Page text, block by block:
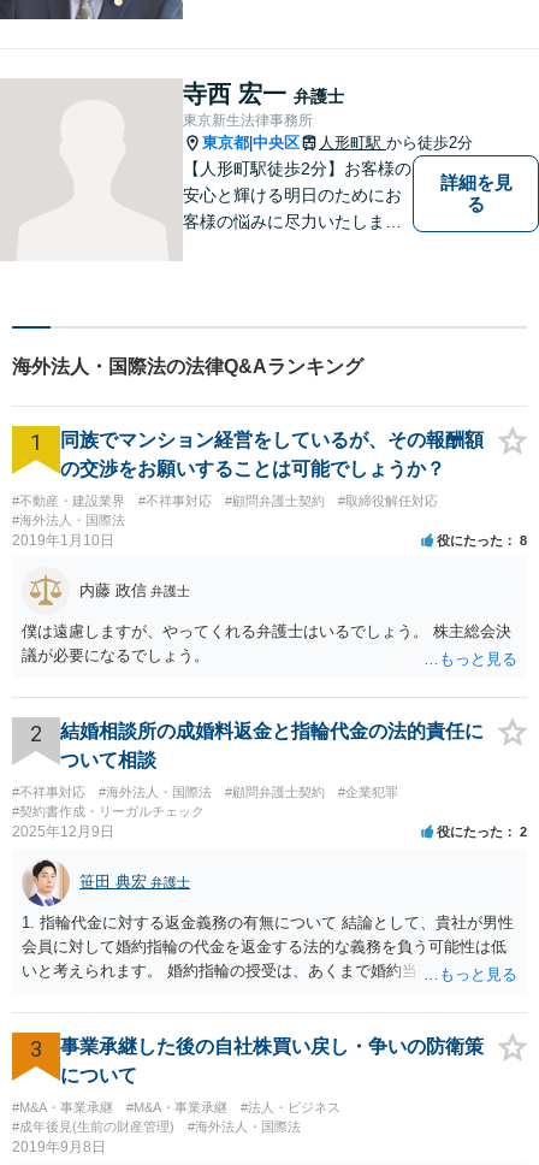
に真摯に向き合い最後までサ
ポート。性別・年齢問わず、
お気軽にご相談ください【八
丁堀駅徒歩2分】
寺西 宏一 弁護士
東京新生法律事務所
東京都 中央区 人形町駅 から徒歩2分
【人形町駅徒歩2分】お客様の
安心と輝ける明日のためにお
客様の悩みに尽力いたしま
が解決することはありませ
ん。 お気軽にご相談くださ
い。
詳細を見
る
海外法人・国際法の法律Q&Aランキング
1
同族でマンション経営をしているが、その報酬額
の交渉をお願いすることは可能でしょうか？
#不動産・建設業界 #不祥事対応 #顧問弁護士契約
#取締役解任対応
#海外法人・国際法
2019年1月10日 役にたった 8
内藤 政信 弁護士
僕は遠慮しますが、やってくれる弁護士はいるでしょう。 株主総会決
議が必要になるでしょう。
2
結婚相談所の成婚料返金と指輪代金の法的責任に
ついて相談
#不祥事対応 #海外法人・国際法 #顧問弁護士契約
#企業犯罪
#契約書作成・リーガルチェック
2025年12月9日 役にたった 2
笹田 典宏 弁護士
1. 指輪代金に対する返金義務の有無について 結論として、貴社が男性
会員に対して婚約指輪の代金を返金する法的な義務を負う可能性は低
いと考えられます。 婚約指輪の授受は、あくまで婚約当事者である男
貴社は、その贈与契約の当事者ではありません。したがって、仮に女
性が返金義務を負う場合であっても、貴社が返金義務を負う法的根拠
は見当たりません。 また、国際結婚の仲介契約に関する裁判例では、
会員の個人的な理由による破談で追加的に発生した費用は会員自身が
負担すべきであり、仲介業者に責任がない限り、成婚料の支払いを拒
絶することはできないと判断されています。この裁判例は、仲介業者
3
事業承継した後の自社株買い戻し・争いの防衛策
について
#M&A・事業承継 #M&A・事業承継
#法人・ビジネス
#成年後見(生前の財産管理)
#海外法人・国際法
2019年9月8日